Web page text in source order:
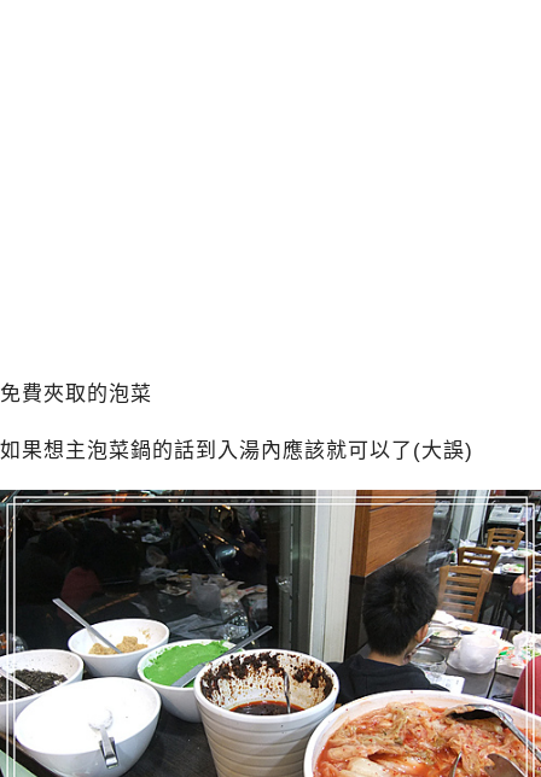
免費夾取的泡菜
如果想主泡菜鍋的話到入湯內應該就可以了(大誤)